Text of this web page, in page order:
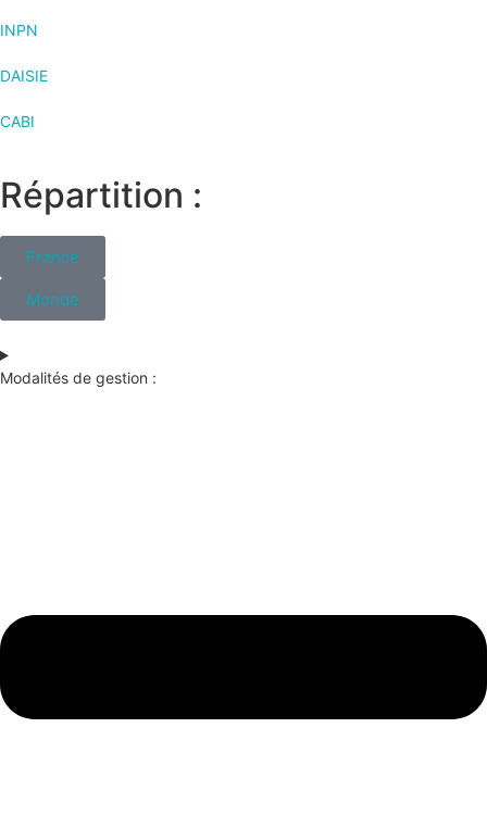
INPN
DAISIE
CABI
Répartition :
France
Monde
Modalités de gestion :